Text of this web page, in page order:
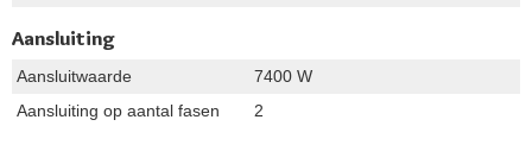
Aansluiting
Aansluitwaarde
7400 W
Aansluiting op aantal fasen
2